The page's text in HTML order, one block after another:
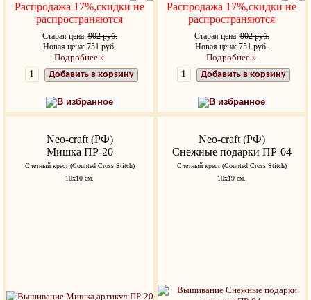
Распродажа 17%,скидки не
распространяются
Старая цена:902 руб.
Новая цена: 751 руб.
Подробнее »
Добавить в корзину
В избранное
Распродажа 17%,скидки не
распространяются
Старая цена:902 руб.
Новая цена: 751 руб.
Подробнее »
Добавить в корзину
В избранное
Neo-craft (РФ)
Мишка ПР-20
Счетный крест (Counted Cross Stitch)
10х10 см.
Neo-craft (РФ)
Снежные подарки ПР-04
Счетный крест (Counted Cross Stitch)
10х19 см.